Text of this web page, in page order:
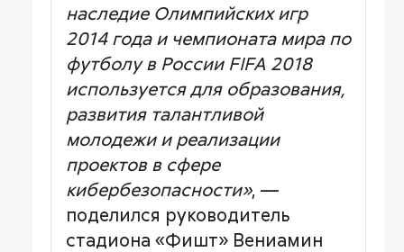
наследие Олимпийских игр
2014 года и чемпионата мира по
футболу в России FIFA 2018
используется для образования,
развития талантливой
молодежи и реализации
проектов в сфере
кибербезопасности», —
поделился руководитель
стадиона «Фишт» Вениамин